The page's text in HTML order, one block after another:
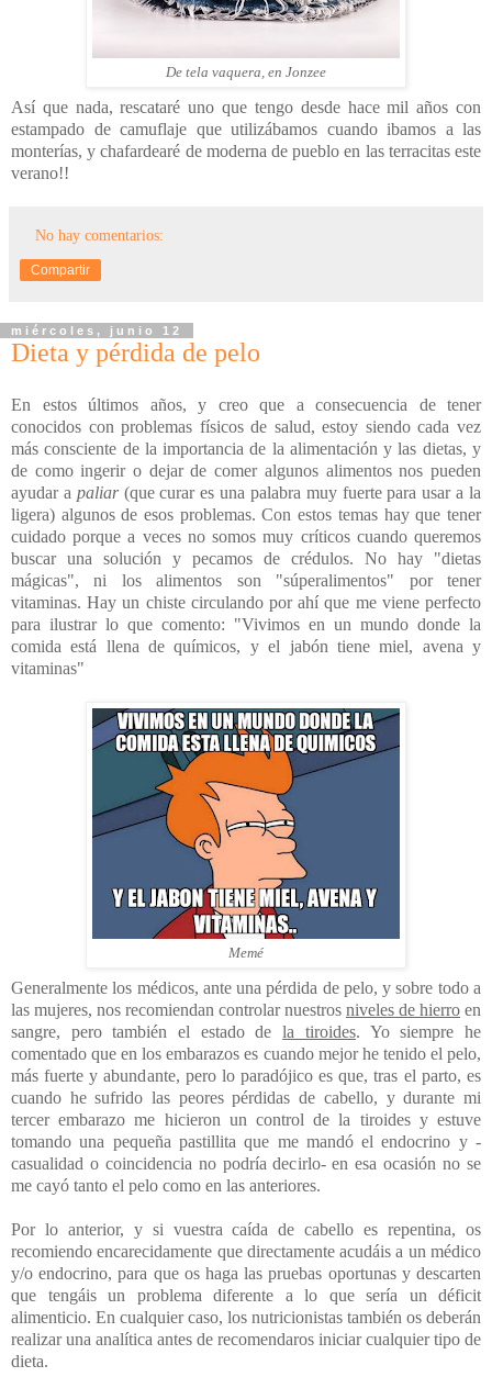
De tela vaquera, en Jonzee
Así que nada, rescataré uno que tengo desde hace mil años con
estampado de camuflaje que utilizábamos cuando ibamos a las
monterías, y chafardearé de moderna de pueblo en las terracitas este
verano!!
No hay comentarios:
Compartir
miércoles, junio 12
Dieta y pérdida de pelo
En estos últimos años, y creo que a consecuencia de tener
conocidos con problemas físicos de salud, estoy siendo cada vez
más consciente de la importancia de la alimentación y las dietas, y
de como ingerir o dejar de comer algunos alimentos nos pueden
ayudar a paliar (que curar es una palabra muy fuerte para usar a la
ligera) algunos de esos problemas. Con estos temas hay que tener
cuidado porque a veces no somos muy críticos cuando queremos
buscar una solución y pecamos de crédulos. No hay "dietas
mágicas", ni los alimentos son "súperalimentos" por tener
vitaminas. Hay un chiste circulando por ahí que me viene perfecto
para ilustrar lo que comento: "Vivimos en un mundo donde la
comida está llena de químicos, y el jabón tiene miel, avena y
vitaminas"
Memé
Generalmente los médicos, ante una pérdida de pelo, y sobre todo a
las mujeres, nos recomiendan controlar nuestros niveles de hierro en
sangre, pero también el estado dela tiroides. Yo siempre he
comentado que en los embarazos es cuando mejor he tenido el pelo,
más fuerte y abundante, pero lo paradójico es que, tras el parto, es
cuando he sufrido las peores pérdidas de cabello, y durante mi
tercer embarazo me hicieron un control de la tiroides y estuve
tomando una pequeña pastillita que me mandó el endocrino y -
casualidad o coincidencia no podría decirlo- en esa ocasión no se
me cayó tanto el pelo como en las anteriores.
Por lo anterior, y si vuestra caída de cabello es repentina, os
recomiendo encarecidamente que directamente acudáis a un médico
y/o endocrino, para que os haga las pruebas oportunas y descarten
que tengáis un problema diferente a lo que sería un déficit
alimenticio. En cualquier caso, los nutricionistas también os deberán
realizar una analítica antes de recomendaros iniciar cualquier tipo de
dieta.